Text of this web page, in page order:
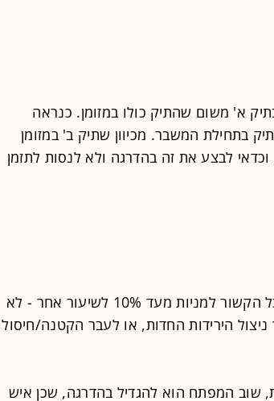
א' משום שהתיק כולו במזומן. כנראה
בתחילת המשבר. מכיוון שתיק ב' במזומן
לבצע את זה בהדרגה ולא לנסות לתזמן
בתיק ג' לגבי שינוי המדיניות בכל הקשור למניות מעד 10% לשיעור אחר - לא
ניצול הירידות החדות, או לעבר הקטנה/חיסול
שוב המפתח הוא להגדיל בהדרגה, שכן איש